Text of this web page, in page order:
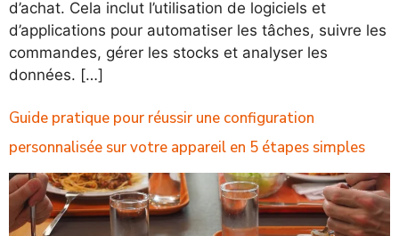
d’achat. Cela inclut l’utilisation de logiciels et
d’applications pour automatiser les tâches, suivre les
commandes, gérer les stocks et analyser les
données. […]
Guide pratique pour réussir une configuration
personnalisée sur votre appareil en 5 étapes simples